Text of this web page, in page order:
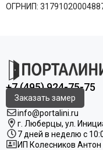
ОГРНИП:
+7 (495) 924-75-75
Заказать замер
info@portalini.ru
г. Люберцы, ул.
7 дней в неделю с
ИП Колесников Антон